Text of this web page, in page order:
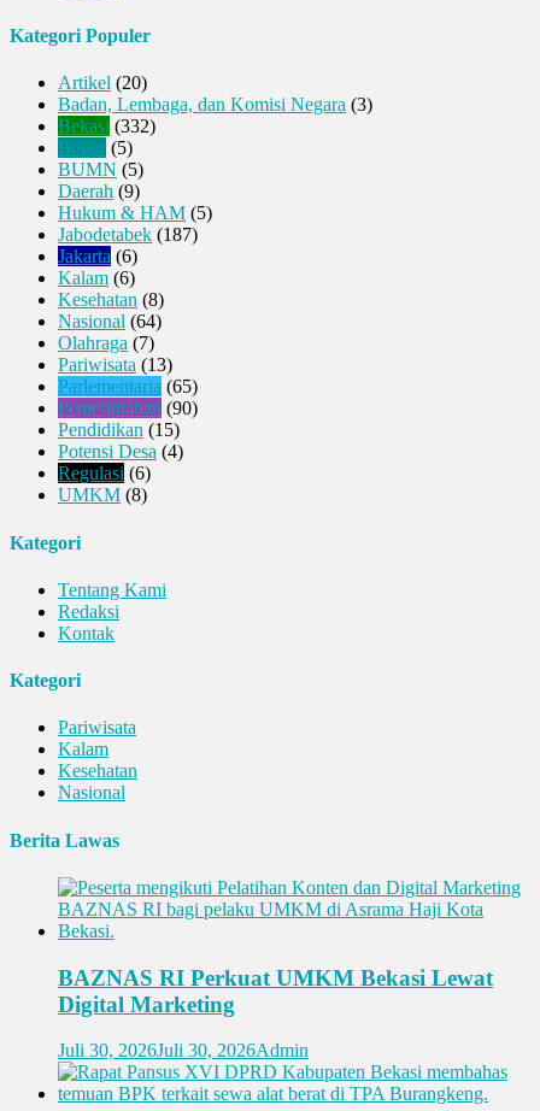
Kategori Populer
Artikel (20)
Badan, Lembaga, dan Komisi Negara (3)
Bekasi (332)
Bogor(5)
BUMN (5)
Daerah (9)
Hukum & HAM (5)
Jabodetabek (187)
Jakarta (6)
Kalam (6)
Kesehatan (8)
Nasional (64)
Olahraga (7)
Pariwisata (13)
Parlementaria (65)
Pemerintahan (90)
Pendidikan (15)
Potensi Desa (4)
Regulasi (6)
UMKM (8)
Kategori
Tentang Kami
Redaksi
Kontak
Kategori
Pariwisata
Kalam
Kesehatan
Nasional
Berita Lawas
BAZNAS RI Perkuat UMKM Bekasi Lewat
Digital Marketing
Juli 30, 2026Juli 30, 2026Admin